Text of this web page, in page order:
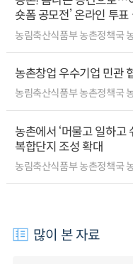
숏폼 공모전’ 온라인 투표
농림축산식품부 농촌정책국
농촌창업 우수기업 민관
농림축산식품부 농촌정책국
농촌에서 ‘머물고 일하고
복합단지 조성 확대
농림축산식품부 농촌정책국
많이 본 자료